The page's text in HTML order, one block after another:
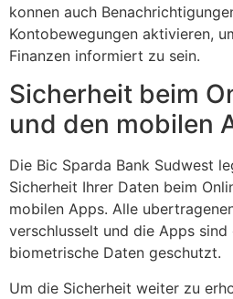
konnen auch
Kontobewegungen aktivieren,
Finanzen informiert zu sein.
Sicherheit beim
und den mobilen
Die Bic Sparda Bank Sudwest
Sicherheit Ihrer Daten beim
mobilen Apps. Alle
verschlusselt und die Apps
biometrische Daten geschutzt.
Um die Sicherheit weiter zu